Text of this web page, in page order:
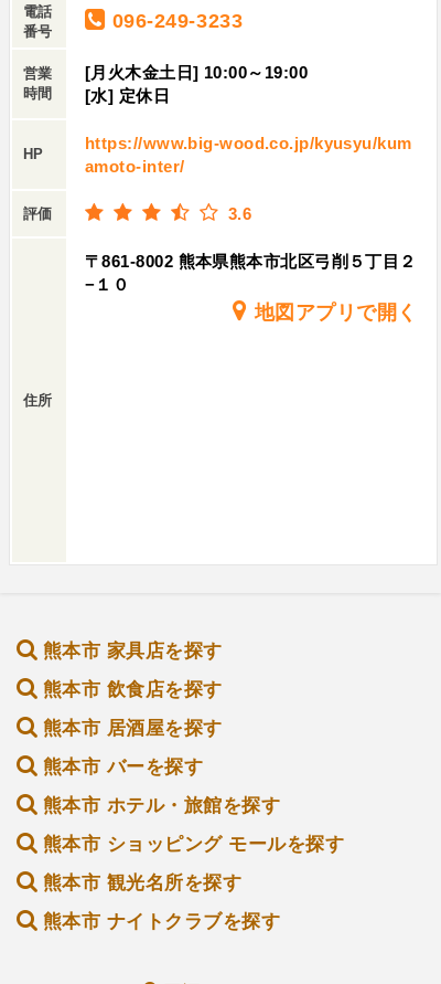
電話
番号
096-249-3233
営業
時間
[月火木金土日] 10:00～19:00
[水] 定休日
HP
https://www.big-wood.co.jp/kyusyu/kum
amoto-inter/
評価 3.6
住所
〒861-8002 熊本県熊本市北区弓削５丁目２
−１０
地図アプリで開く
熊本市 家具店を探す
熊本市 飲食店を探す
熊本市 居酒屋を探す
熊本市 バーを探す
熊本市 ホテル・旅館を探す
熊本市 ショッピング モールを探す
熊本市 観光名所を探す
熊本市 ナイトクラブを探す